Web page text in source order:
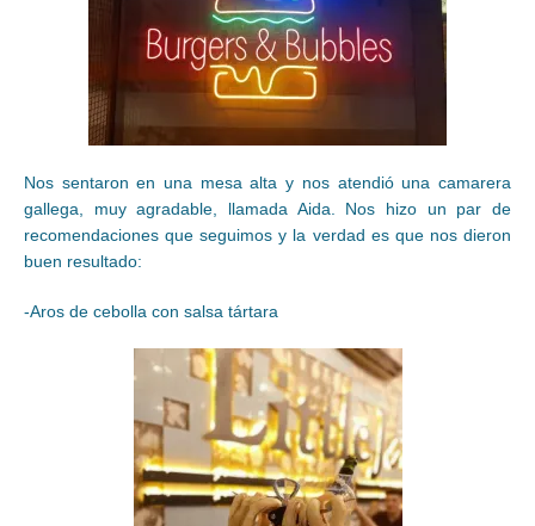
Nos sentaron en una mesa alta y nos atendió una camarera
gallega, muy agradable, llamada Aida. Nos hizo un par de
recomendaciones que seguimos y la verdad es que nos dieron
buen resultado:
-Aros de cebolla con salsa tártara